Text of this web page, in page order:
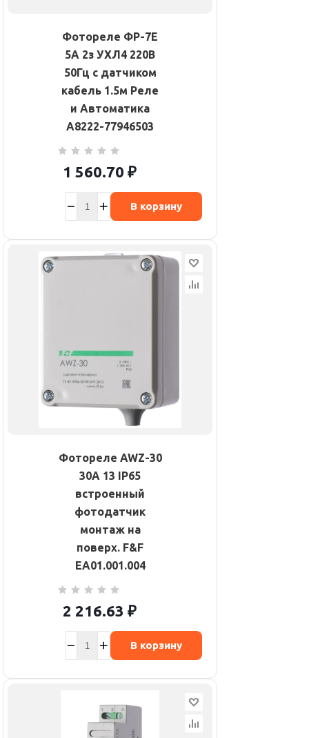
Фотореле ФР-7Е
5А 2з УХЛ4 220В
50Гц с датчиком
кабель 1.5м Реле
и Автоматика
A8222-77946503
1 560.70 ₽
В корзину
Фотореле AWZ-30
30А 13 IP65
встроенный
фотодатчик
монтаж на
поверх. F&F
EA01.001.004
2 216.63 ₽
В корзину